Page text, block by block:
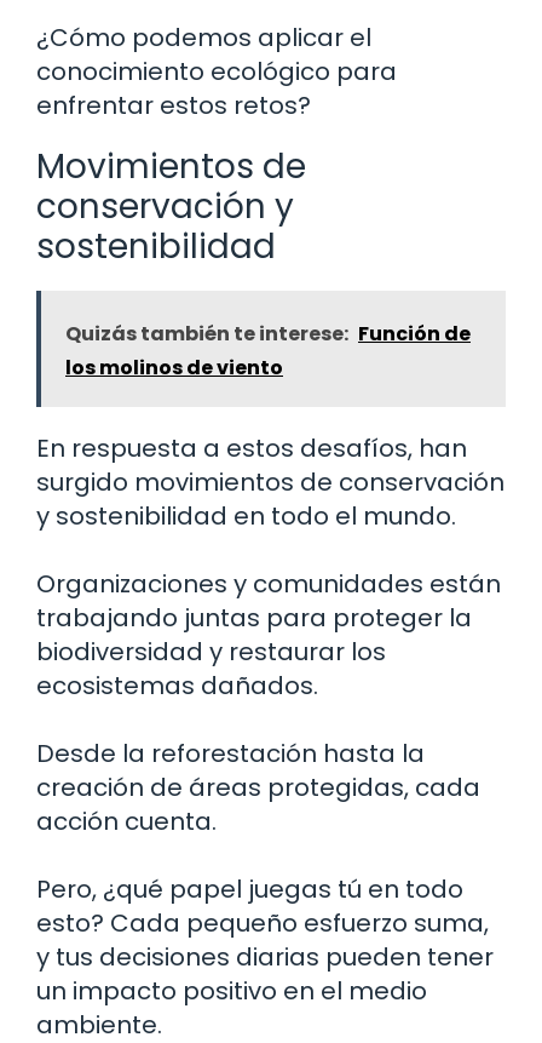
¿Cómo podemos aplicar el
conocimiento ecológico para
enfrentar estos retos?
Movimientos de
conservación y
sostenibilidad
Quizás también te interese: Función de
los molinos de viento
En respuesta a estos desafíos, han
surgido movimientos de conservación
y sostenibilidad en todo el mundo.
Organizaciones y comunidades están
trabajando juntas para proteger la
biodiversidad y restaurar los
ecosistemas dañados.
Desde la reforestación hasta la
creación de áreas protegidas, cada
acción cuenta.
Pero, ¿qué papel juegas tú en todo
esto? Cada pequeño esfuerzo suma,
y tus decisiones diarias pueden tener
un impacto positivo en el medio
ambiente.